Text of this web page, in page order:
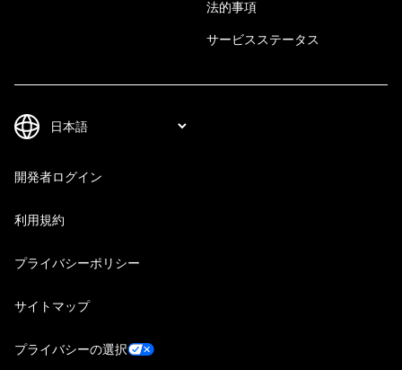
法的事項
サービスステータス
開発者ログイン
利用規約
プライバシーポリシー
サイトマップ
プライバシーの選択